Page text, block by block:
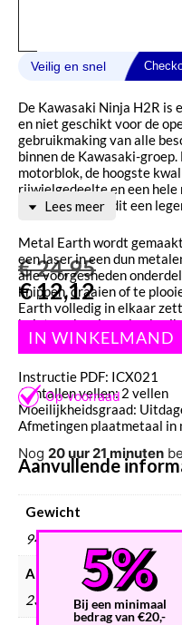
De Kawasaki Ninja H2R is
en niet geschikt voor de
gebruikmaking van alle
binnen de Kawasaki-
motorblok, de hoogste
rijwielgedeelte en een
tezamen vormt dit een
Metal Earth wordt
een laser in een dun
alle voorgesneden
knippen, draaien of te
Earth volledig in elkaar
kniptang kan je wel
instructies zijn bijgesloten.
Instructie PDF: ICX021
Aantallen vellen: 2 vellen
Moeilijkheidsgraad:
Afmetingen plaatmetaal in
Aanvullende
Gewicht
94 g
Afmetingen
235 × 125 × 2 mm
Lees meer
€24,95
€12,12
Nog 20 uur 21 minuten
Bij een minimaal
bedrag van €20,-